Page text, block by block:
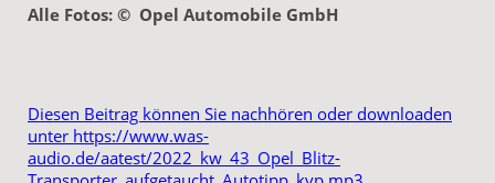
Alle Fotos: © Opel Automobile GmbH
Diesen Beitrag können Sie nachhören oder downloaden
unter https://www.was-
audio.de/aatest/2022_kw_43_Opel_Blitz-